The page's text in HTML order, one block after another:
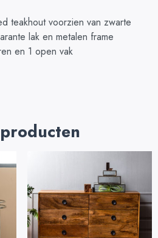
teakhout voorzien van zwarte
lak en metalen frame
en 1 open vak